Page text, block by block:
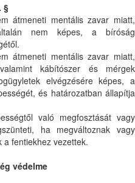
§
átmeneti mentális zavar miatt,
nem képes, a bíróság
átmeneti mentális zavar miatt,
kábítószer és mérgek
elvégzésére képes, a
és határozatban állapítja
való megfosztását vagy
ha megváltoznak vagy
a fentiekhez vezettek.
védelme